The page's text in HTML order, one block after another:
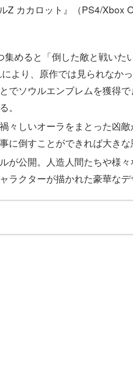
Z カカロット』（PS4/Xbox
集めると「倒した敵と戦いた
より、原作では見られなか
でソウルエンブレムを獲得
。
々しいオーラをまとった凶
に倒すことができれば大きな
が公開。人造人間たちや様
ラクターが描かれた豪華なデ